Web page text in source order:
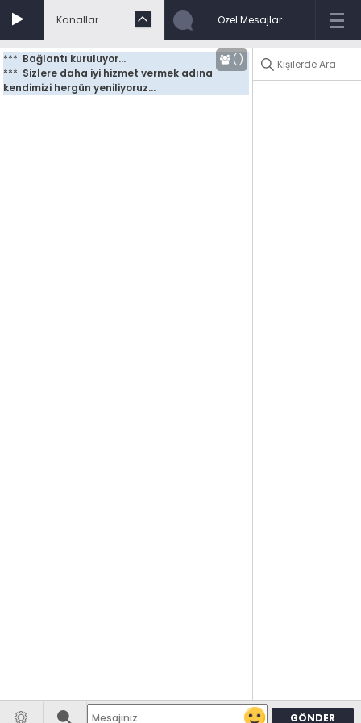
Kanallar Özel Mesajlar
( )
*** Bağlantı kuruluyor...
*** Sizlere daha iyi hizmet vermek adına
kendimizi hergün yeniliyoruz...
GÖNDER